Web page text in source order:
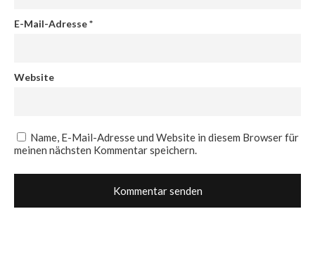
E-Mail-Adresse*
Website
Name, E-Mail-Adresse und Website in diesem Browser für
meinen nächsten Kommentar speichern.